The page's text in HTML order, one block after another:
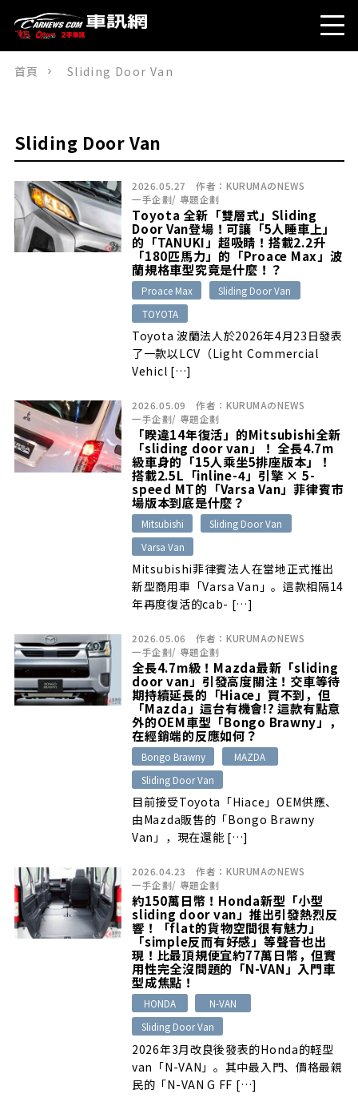
首頁 Sliding Door Van
Sliding Door Van
2026.05.27 作者： KURUMAのNEWS
一手企劃/ 專題企劃
Toyota 全新「雙層式」Sliding
Door Van登場！可讓「5人睡車上」
的「TANUKI」超吸睛！搭載2.2升
「180匹馬力」的「Proace Max」波
蘭規格車型究竟是什麼！？
Proace Max
Sliding Door Van
TOYOTA
Toyota 波蘭法人於2026年4月23日發表
了一款以LCV（Light Commercial
Vehicl […]
2026.05.09 作者： KURUMAのNEWS
一手企劃/ 專題企劃
「睽違14年復活」的Mitsubishi全新
「sliding door van」！ 全長4.7m
級車身的「15人乘坐5排座版本」！
搭載2.5L「inline-4」引擎 × 5-
speed MT的「Varsa Van」菲律賓市
場版本到底是什麼？
Mitsubishi
Sliding Door Van
Varsa Van
Mitsubishi菲律賓法人在當地正式推出
新型商用車「Varsa Van」。這款相隔14
年再度復活的cab- […]
2026.05.06 作者： KURUMAのNEWS
一手企劃/ 專題企劃
全長4.7m級！Mazda最新「sliding
door van」引發高度關注！交車等待
期持續延長的「Hiace」買不到，但
「Mazda」這台有機會!? 這款有點意
外的OEM車型「Bongo Brawny」，
在經銷端的反應如何？
Bongo Brawny
MAZDA
Sliding Door Van
目前接受Toyota「Hiace」OEM供應、
由Mazda販售的「Bongo Brawny
Van」，現在還能 […]
2026.04.23 作者： KURUMAのNEWS
一手企劃/ 專題企劃
約150萬日幣！Honda新型「小型
sliding door van」推出引發熱烈反
響！「flat的貨物空間很有魅力」
「simple反而有好感」等聲音也出
現！比最頂規便宜約77萬日幣，但實
用性完全沒問題的「N-VAN」入門車
型成焦點！
HONDA
N-VAN
Sliding Door Van
2026年3月改良後發表的Honda的軽型
van「N-VAN」。其中最入門、價格最親
民的「N-VAN G FF […]